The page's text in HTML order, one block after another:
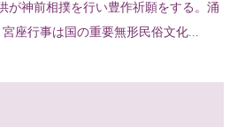
が神前相撲を行い豊作祈願をする。涌
座行事は国の重要無形民俗文化...